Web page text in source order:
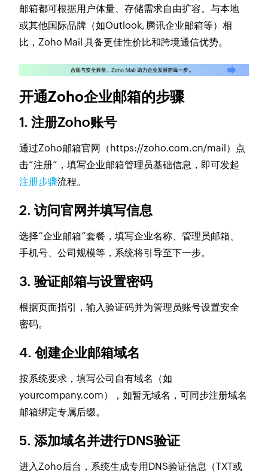
邮箱都可根据用户体量、存储需求自由扩容。与本地
或其他国际品牌（如Outlook, 腾讯企业邮箱等）相
比，Zoho Mail 具备更佳性价比和跨境通信优势。
开通Zoho企业邮箱的步骤
1. 注册Zoho账号
通过Zoho邮箱官网（https://zoho.com.cn/mail）点
击“注册”，填写企业邮箱管理员基础信息，即可发起
注册步骤流程。
2. 访问官网并填写信息
选择“企业邮箱”套餐，填写企业名称、管理员邮箱、
手机号、公司规模等，系统将引导至下一步。
3. 验证邮箱与设置密码
根据页面指引，输入验证码并为管理员账号设置安全
密码。
4. 创建企业邮箱域名
按系统要求，填写公司自有域名（如
yourcompany.com），如暂无域名，可同步注册域名
邮箱绑定专属后缀。
5. 添加域名并进行DNS验证
进入Zoho后台，系统生成专用DNS验证信息（TXT或